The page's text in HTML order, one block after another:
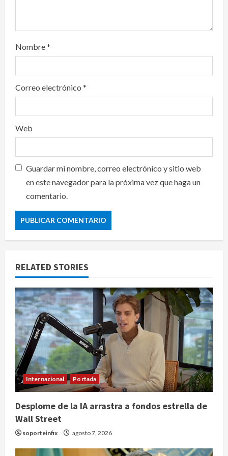
Nombre*
Correo electrónico *
Web
Guardar mi nombre, correo electrónico y sitio web
en este navegador para la próxima vez que haga un
comentario.
RELATED STORIES
Internacional Portada
Desplome de la IA arrastra a fondos estrella de
Wall Street
soporteinfix agosto 7, 2026